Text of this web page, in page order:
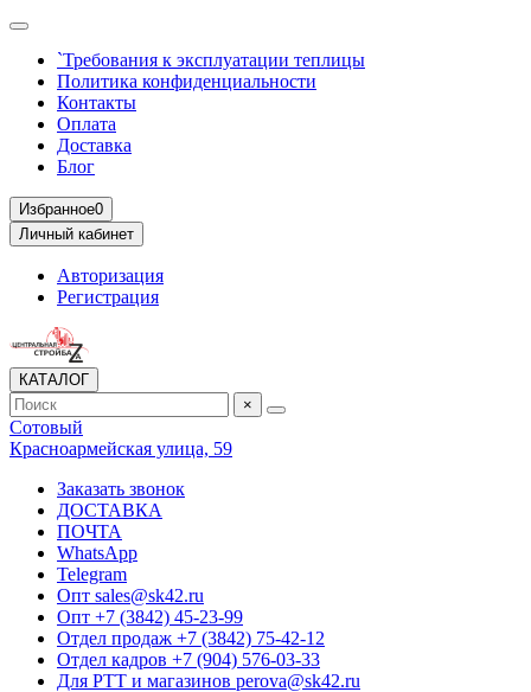
`Требования к эксплуатации теплицы
Политика конфиденциальности
Контакты
Оплата
Доставка
Блог
Избранное0
Личный кабинет
Авторизация
Регистрация
КАТАЛОГ
×
Сотовый
Красноармейская улица, 59
Заказать звонок
ДОСТАВКА
ПОЧТА
WhatsApp
Telegram
Опт sales@sk42.ru
Опт +7 (3842) 45-23-99
Отдел продаж +7 (3842) 75-42-12
Отдел кадров +7 (904) 576-03-33
Для РТТ и магазинов perova@sk42.ru